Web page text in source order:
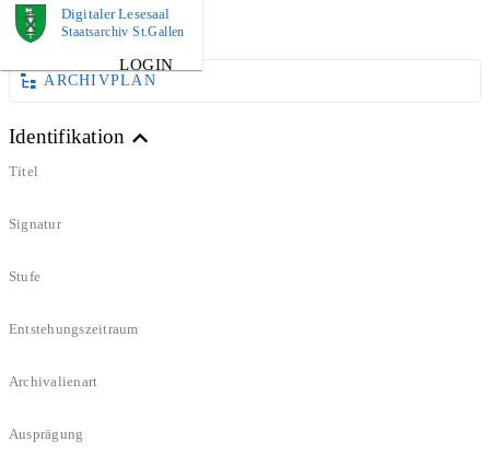
Digitaler Lesesaal
Staatsarchiv St.Gallen
LOGIN
BUCH
ARCHIVPLAN
Identifikation
Titel
Signatur
Stufe
Entstehungszeitraum
Archivalienart
Ausprägung